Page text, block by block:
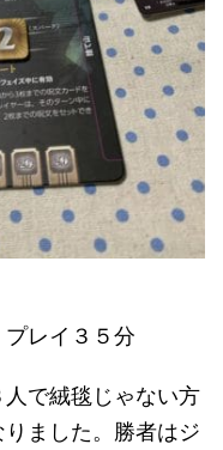
レイ３５分
で絨毯じゃない方
ました。勝者はジ